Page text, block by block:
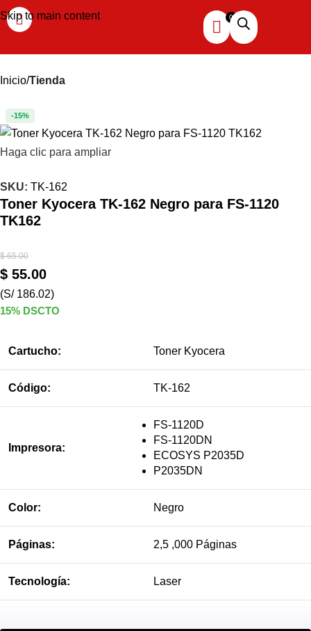
Skip to main content
Inicio Tienda
-15%
Haga clic para ampliar
SKU: TK-162
Toner Kyocera TK-162 Negro para FS-1120
TK162
$65.00
$ 55.00
(S/ 186.02)
15% DSCTO
Cartucho: Toner Kyocera
Código: TK-162
Impresora:
FS-1120D
FS-1120DN
ECOSYS P2035D
P2035DN
Color: Negro
Páginas: 2,5 ,000 Páginas
Tecnología: Laser